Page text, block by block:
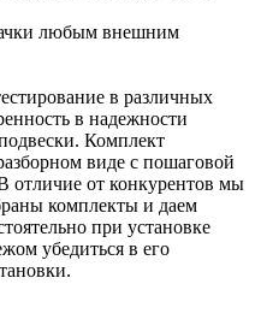
любым внешним
в различных
в надежности
Комплект
виде с пошаговой
отличие от конкурентов мы
комплекты и даем
при установке
убедиться в его